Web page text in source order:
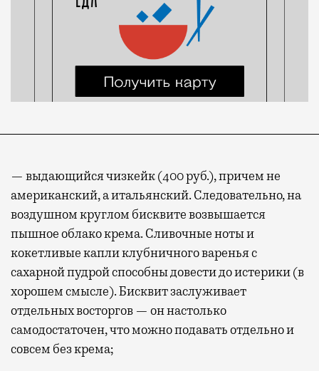
— выдающийся чизкейк (400 руб.), причем не
американский, а итальянский. Следовательно, на
воздушном круглом бисквите возвышается
пышное облако крема. Сливочные ноты и
кокетливые капли клубничного варенья с
сахарной пудрой способны довести до истерики (в
хорошем смысле). Бисквит заслуживает
отдельных восторгов — он настолько
самодостаточен, что можно подавать отдельно и
совсем без крема;